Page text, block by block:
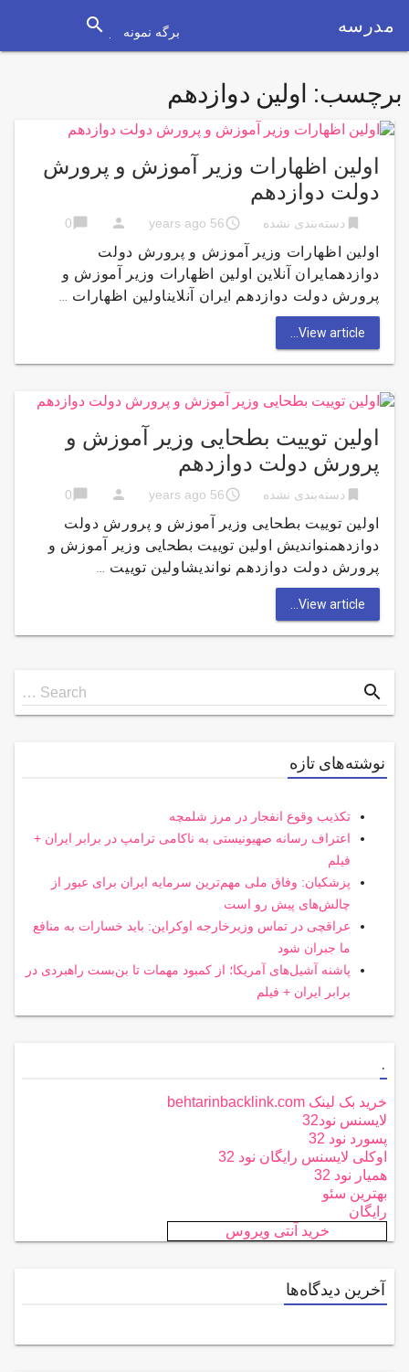
مدرسه برگه نمونه search
برچسب: اولین دوازدهم
اولین اظهارات وزیر آموزش و پرورش
دولت دوازدهم
bookmark دسته‌بندی نشده access_time
56 years ago
person
chat_bubble
0
اولین اظهارات وزیر آموزش و پرورش دولت
دوازدهمایران آنلاین اولین اظهارات وزیر آموزش و
پرورش دولت دوازدهم ایران آنلایناولین اظهارات …
View article...
اولین توییت بطحایى وزیر آموزش و
پرورش دولت دوازدهم
bookmark دسته‌بندی نشده access_time
56 years ago
person
0
اولین توییت بطحایى وزیر آموزش و پرورش دولت
دوازدهمنواندیش اولین توییت بطحایى وزیر آموزش و
پرورش دولت دوازدهم نواندیشاولین توییت …
View article...
Search
for
Search … search
نوشته‌های تازه
تکذیب وقوع انفجار در مرز شلمچه
اعتراف رسانه صهیونیستی به ناکامی ترامپ در برابر ایران +
فیلم
پزشکیان: وفاق ملی مهم‌ترین سرمایه ایران برای عبور از
چالش‌های پیش رو است
عراقچی در تماس وزیرخارجه اوکراین: باید خسارات به منافع
ما جبران شود
پاشنه آشیل‌های آمریکا؛ از کمبود مهمات تا بن‌بست راهبردی در
برابر ایران + فیلم
.
خرید بک لینک behtarinbacklink.com
لایسنس نود32
پسورد نود 32
اوکلی لایسنس رایگان نود 32
همیار نود 32
بهترین سئو
رایگان
خرید آنتی ویروس
آخرین دیدگاه‌ها